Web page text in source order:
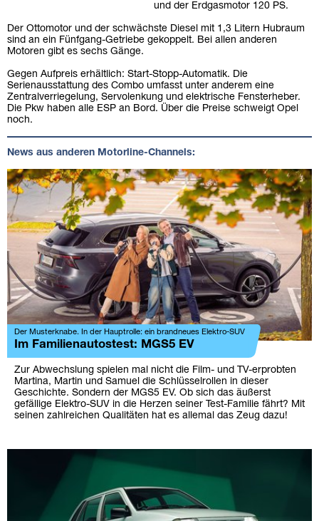
und der Erdgasmotor 120 PS.
Der Ottomotor und der schwächste Diesel mit 1,3 Litern Hubraum
sind an ein Fünfgang-Getriebe gekoppelt. Bei allen anderen
Motoren gibt es sechs Gänge.
Gegen Aufpreis erhältlich: Start-Stopp-Automatik. Die
Serienausstattung des Combo umfasst unter anderem eine
Zentralverriegelung, Servolenkung und elektrische Fensterheber.
Die Pkw haben alle ESP an Bord. Über die Preise schweigt Opel
noch.
News aus anderen Motorline-Channels:
Der Musterknabe. In der Hauptrolle: ein brandneues Elektro-SUV
Im Familienautostest: MGS5 EV
Zur Abwechslung spielen mal nicht die Film- und TV-erprobten
Martina, Martin und Samuel die Schlüsselrollen in dieser
Geschichte. Sondern der MGS5 EV. Ob sich das äußerst
gefällige Elektro-SUV in die Herzen seiner Test-Familie fährt? Mit
seinen zahlreichen Qualitäten hat es allemal das Zeug dazu!